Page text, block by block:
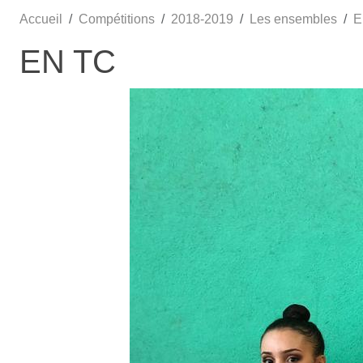
Accueil Compétitions 2018-2019 Les ensembles
EN TC